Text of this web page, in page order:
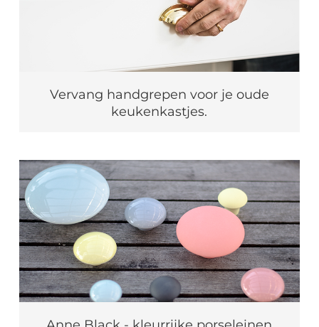
Vervang handgrepen voor je oude
keukenkastjes.